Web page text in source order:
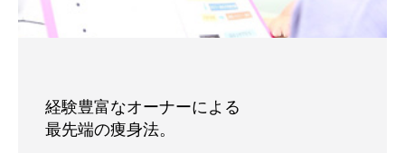
経験豊富なオーナーによる
最先端の痩身法。